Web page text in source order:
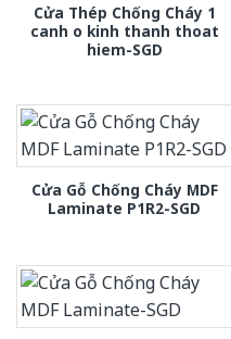
Cửa Thép Chống Cháy 1
canh o kinh thanh thoat
hiem-SGD
Cửa Gỗ Chống Cháy MDF
Laminate P1R2-SGD